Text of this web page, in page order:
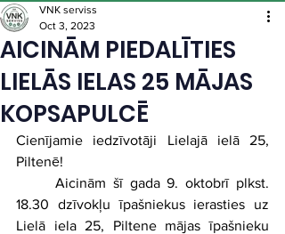
AICINĀM PIEDALĪTIES
LIELĀS IELAS 25 MĀJAS
KOPSAPULCĒ
VNK serviss
Oct 3, 2023
Cienījamie iedzīvotāji Lielajā ielā 25,
Piltenē!
18.30 dzīvokļu īpašniekus ierasties uz
Lielā iela 25, Piltene mājas īpašnieku